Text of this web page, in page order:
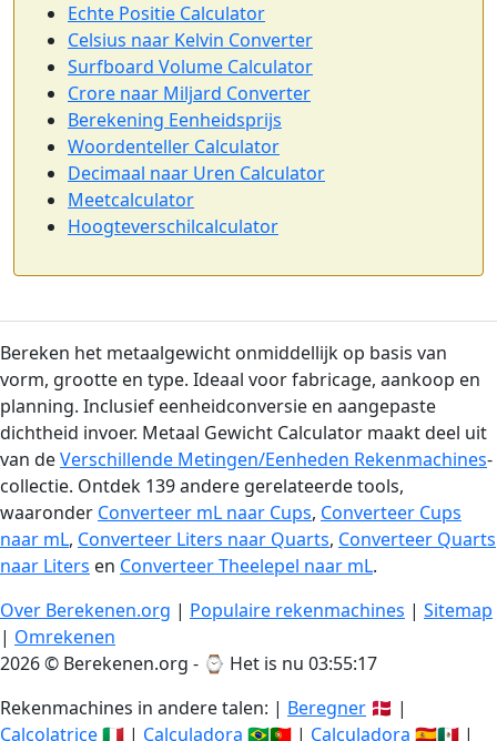
Echte Positie Calculator
Celsius naar Kelvin Converter
Surfboard Volume Calculator
Crore naar Miljard Converter
Berekening Eenheidsprijs
Woordenteller Calculator
Decimaal naar Uren Calculator
Meetcalculator
Hoogteverschilcalculator
Bereken het metaalgewicht onmiddellijk op basis van
vorm, grootte en type. Ideaal voor fabricage, aankoop en
planning. Inclusief eenheidconversie en aangepaste
dichtheid invoer. Metaal Gewicht Calculator maakt deel uit
van deVerschillende Metingen/Eenheden Rekenmachines-
collectie. Ontdek 139 andere gerelateerde tools,
waaronder Converteer mL naar Cups, Converteer Cups
naar mL, Converteer Liters naar Quarts, Converteer Quarts
naar Liters en Converteer Theelepel naar mL.
Over Berekenen.org | Populaire rekenmachines | Sitemap
| Omrekenen
2026 © Berekenen.org - ⌚ Het is nu 03:55:18
Rekenmachines in andere talen: | Beregner 🇩🇰 |
Calcolatrice🇮🇹 | Calculadora 🇧🇷🇵🇹 | Calculadora 🇪🇸🇲🇽 |